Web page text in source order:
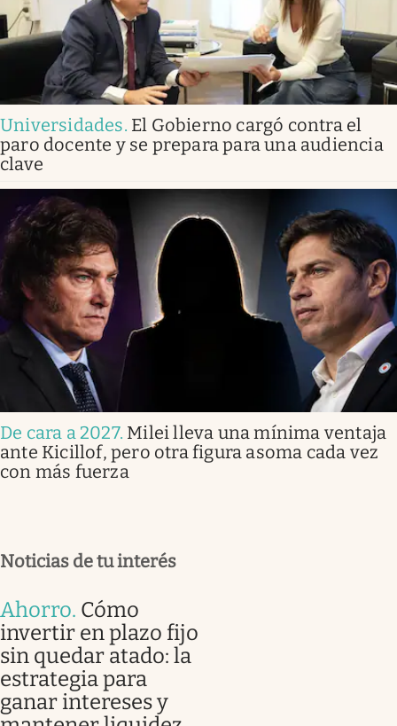
Universidades. El Gobierno cargó contra el
paro docente y se prepara para una audiencia
clave
De cara a 2027. Milei lleva una mínima ventaja
ante Kicillof, pero otra figura asoma cada vez
con más fuerza
Noticias de tu interés
Ahorro. Cómo
invertir en plazo fijo
sin quedar atado: la
estrategia para
ganar intereses y